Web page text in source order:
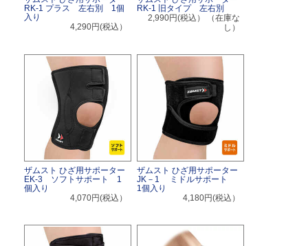
RK-1 プラス 左右別 1個
入り
4,290円(税込）
RK-1 旧タイプ 左右別
2,990円(税込）
（在庫な
し）
ザムスト ひざ用サポーター
EK-3 ソフトサポート 1
個入り
4,070円(税込）
ザムスト ひざ用サポーター
JK－1 ミドルサポート
1個入り
4,180円(税込）